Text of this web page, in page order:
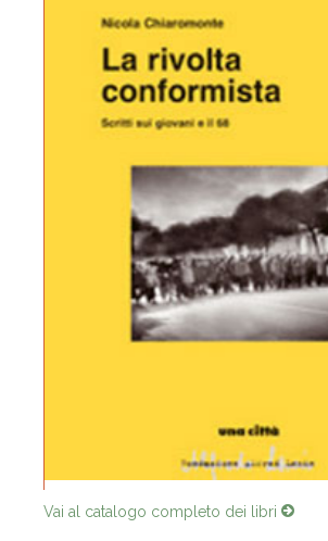
Vai al catalogo completo dei libri